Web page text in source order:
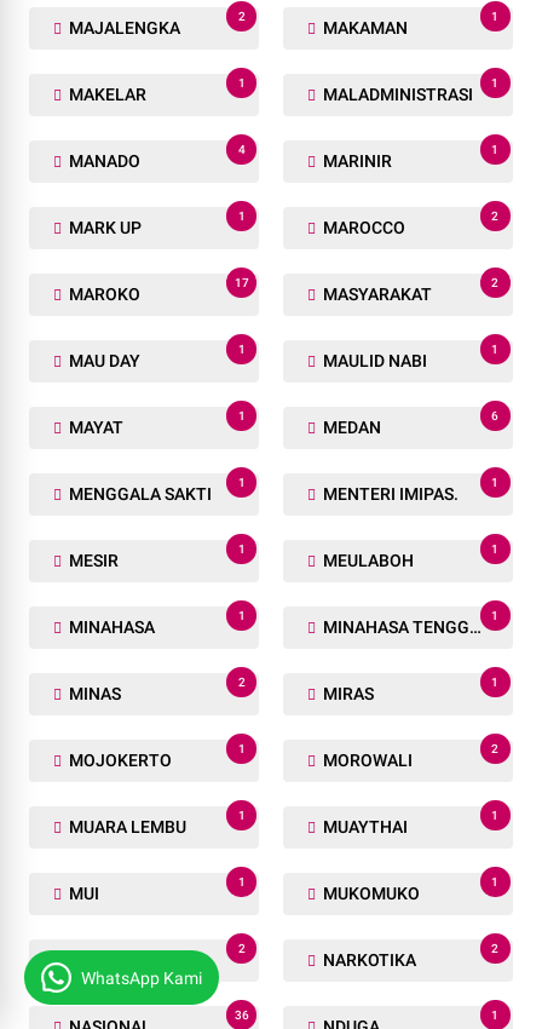
MAJALENGKA
2
MAKAMAN
1
MAKELAR
1
MALADMINISTRASI
1
MANADO
4
MARINIR
1
MARK UP
1
MAROCCO
2
MAROKO
17
MASYARAKAT
2
MAU DAY
1
MAULID NABI
1
MAYAT
1
MEDAN
6
MENGGALA SAKTI
1
MENTERI IMIPAS.
1
MESIR
1
MEULABOH
1
MINAHASA
1
MINAHASA TENGGARA
1
MINAS
2
MIRAS
1
MOJOKERTO
1
MOROWALI
2
MUARA LEMBU
1
MUAYTHAI
1
MUI
1
MUKOMUKO
1
MUSI BANYUASIN
2
NARKOTIKA
2
36 1
WhatsApp Kami